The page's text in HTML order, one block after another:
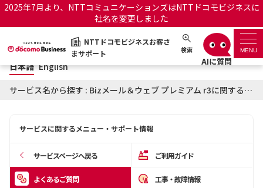
2025年7月より、NTTコミュニケーションズはNTTドコモビジネスに
社名を変更しました
NTTドコモビジネスお客さ
まサポート
検索 MENU
NTTドコモビジネスお客さまサポート 日本語 English
サポートトップ
お知らせ サポートサイトの使い方
日本語 English
サービス名から探す : Bizメール＆ウェブ プレミアム r3に関するよくあるご質問
サービスに関するメニュー・サポート情報
サービスページへ戻る ご利用ガイド
よくあるご質問 工事・故障情報